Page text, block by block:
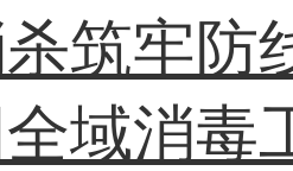
筑牢
域消毒